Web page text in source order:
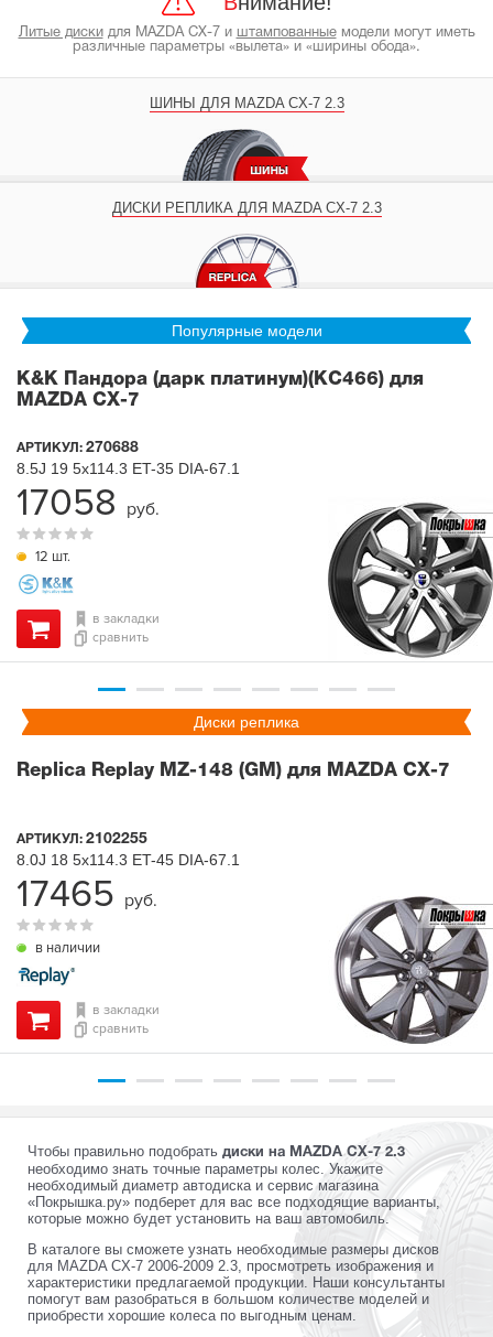
Литые дискидля MAZDA CX-7 и штампованныемодели могут иметь
различные параметры «вылета» и «ширины обода».
ШИНЫ ДЛЯ MAZDA CX-7 2.3
ДИСКИ РЕПЛИКА ДЛЯ MAZDA CX-7 2.3
Популярные модели
K&K Пандора (дарк платинум)(КС466) для
MAZDA CX-7
АРТИКУЛ: 270688
12 шт.
8.5J 19 5x114.3 ET-35 DIA-67.1
в закладки
сравнить
17058 руб.
Диски реплика
Replica Replay MZ-148 (GM) для MAZDA CX-7
АРТИКУЛ: 2102255
в наличии
8.0J 18 5x114.3 ET-45 DIA-67.1
в закладки
сравнить
17465 руб.
Чтобы правильно подобрать диски на MAZDA CX-7 2.3
необходимо знать точные параметры колес. Укажите
необходимый диаметр автодиска и сервис магазина
«Покрышка.ру» подберет для вас все подходящие варианты,
которые можно будет установить на ваш автомобиль.
В каталоге вы сможете узнать необходимые размеры дисков
для MAZDA CX-7 2006-2009 2.3, просмотреть изображения и
характеристики предлагаемой продукции. Наши консультанты
помогут вам разобраться в большом количестве моделей и
приобрести хорошие колеса по выгодным ценам.